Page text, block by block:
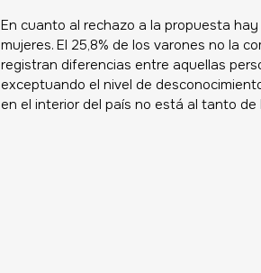
En cuanto al rechazo a la propuesta
mujeres. El 25,8% de los varones no la
registran diferencias entre aquellas
exceptuando el nivel de
en el interior del país no está al tanto de